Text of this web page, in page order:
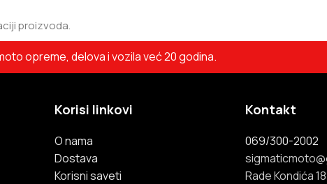
proizvoda.
opreme, delova i vozila već 20 godina.
Korisi linkovi
O nama
Dostava
Korisni saveti
Kontakt
069/300-2002
Rade Kondića